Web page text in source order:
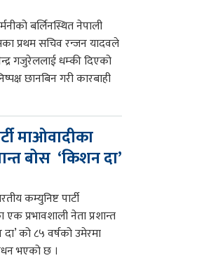
बर्लिनस्थित नेपाली
प्रथम सचिव रन्जन यादवले
गजुरेललाई धम्की दिएको
छानबिन गरी कारबाही
माओवादीका
बोस ‘किशन दा’
कम्युनिष्ट पार्टी
प्रभावशाली नेता प्रशान्त
को ८५ वर्षको उमेरमा
भएको छ ।